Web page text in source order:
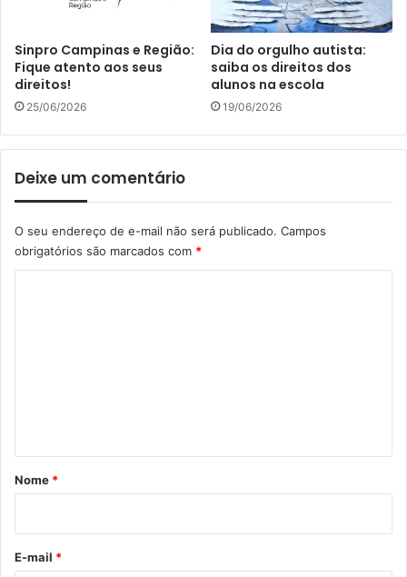
Sinpro Campinas e Região:
Fique atento aos seus
direitos!
25/06/2026
Dia do orgulho autista:
saiba os direitos dos
alunos na escola
19/06/2026
Deixe um comentário
O seu endereço de e-mail não será publicado. Campos
obrigatórios são marcados com *
r
*
Nome *
E-mail *